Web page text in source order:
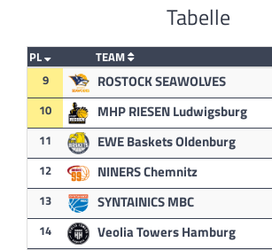
Tabelle
PL TEAM
9
ROSTOCK SEAWOLVES
10
MHP RIESEN Ludwigsburg
11
EWE Baskets Oldenburg
12
NINERS Chemnitz
13
SYNTAINICS MBC
14
Veolia Towers Hamburg